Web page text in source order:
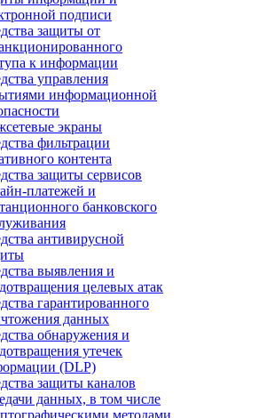
подписи
защиты от
к информации
управления
информационной
экраны
фильтрации
контента
защиты сервисов
платежей и
банковского
антивирусной
выявления и
целевых атак
гарантированного
данных
обнаружения и
утечек
(DLP)
защиты каналов
данных, в том числе
методами